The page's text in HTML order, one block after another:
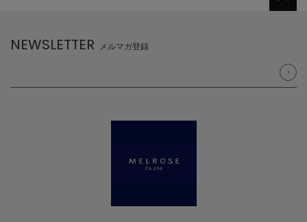
NEWSLETTER メルマガ登録